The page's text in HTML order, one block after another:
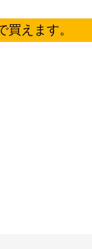
えます。